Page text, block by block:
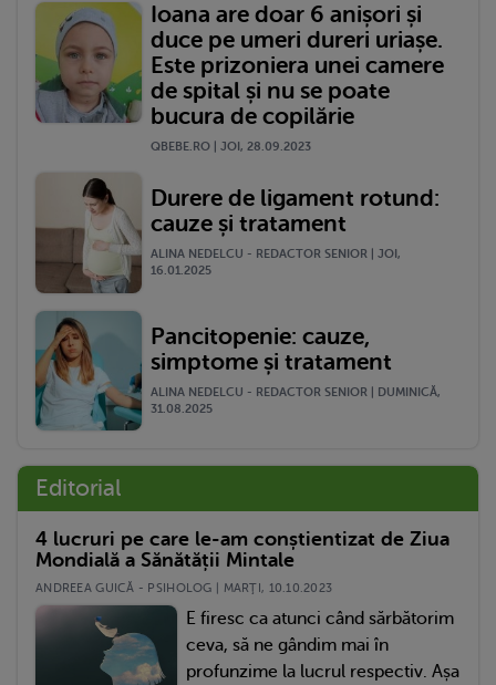
Ioana are doar 6 anișori și
duce pe umeri dureri uriașe.
Este prizoniera unei camere
de spital și nu se poate
bucura de copilărie
QBEBE.RO | JOI, 28.09.2023
Durere de ligament rotund:
cauze și tratament
ALINA NEDELCU - REDACTOR SENIOR | JOI,
16.01.2025
Pancitopenie: cauze,
simptome și tratament
ALINA NEDELCU - REDACTOR SENIOR | DUMINICĂ,
31.08.2025
Editorial
4 lucruri pe care le-am conștientizat de Ziua
Mondială a Sănătății Mintale
ANDREEA GUICĂ - PSIHOLOG | MARŢI, 10.10.2023
E firesc ca atunci când sărbătorim
ceva, să ne gândim mai în
profunzime la lucrul respectiv. Așa